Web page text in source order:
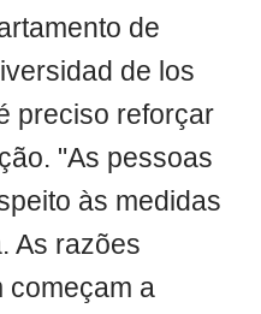
de
de los
preciso reforçar
"As pessoas
às medidas
As razões
começam a